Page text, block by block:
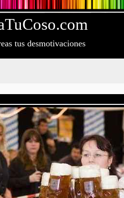
TuCoso.com
tus desmotivaciones